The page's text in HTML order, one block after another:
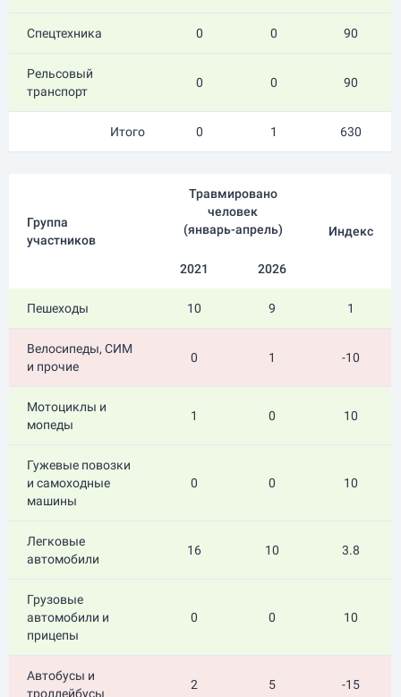
Спецтехника 0 0 90
Рельсовый
транспорт
0 0 90
Итого 0 1 630
Группа
участников
Травмировано
человек
(январь-апрель) Индекс
2021 2026
Пешеходы 10 9 1
Велосипеды, СИМ
и прочие
0 1 -10
Мотоциклы и
мопеды
1 0 10
Гужевые повозки
и самоходные
машины
0 0 10
Легковые
автомобили
16 10 3.8
Грузовые
автомобили и
прицепы
0 0 10
Автобусы и
троллейбусы
2 5 -15